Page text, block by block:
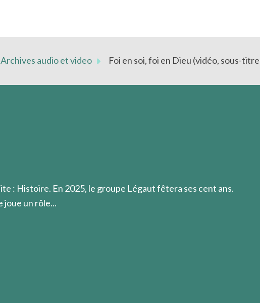
Archives audio et video Foi en soi, foi en Dieu (vidéo, sous-
l’on se propose de réaliser, car c’est rarement ce que l’on fera
: Histoire. En 2025, le groupe Légaut fêtera ses cent ans.
joue un rôle...